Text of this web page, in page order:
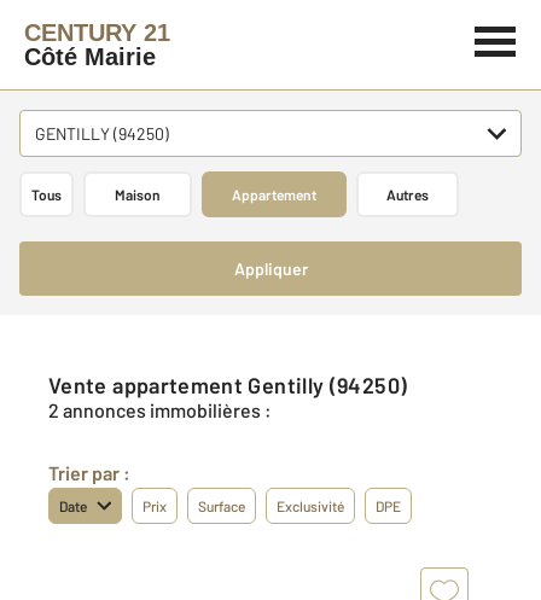
CENTURY 21
Côté Mairie
GENTILLY (94250)
Tous Maison Appartement Autres
Appliquer
Vente appartement Gentilly (94250)
2 annonces immobilières :
Trier par :
Date Prix Surface Exclusivité DPE